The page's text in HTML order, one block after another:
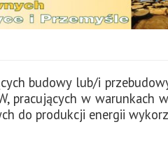
budowy lub/i
pracujących w warunkach
do produkcji energii